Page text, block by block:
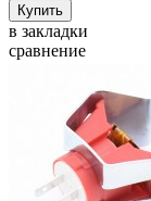
в закладки
сравнение